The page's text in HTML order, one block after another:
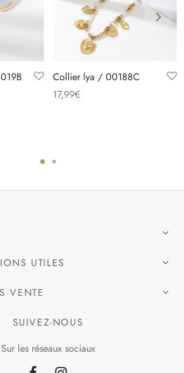
Collier lya / 00188C
17,99€
UTILES
VENTE
SUIVEZ-NOUS
Sur les réseaux sociaux